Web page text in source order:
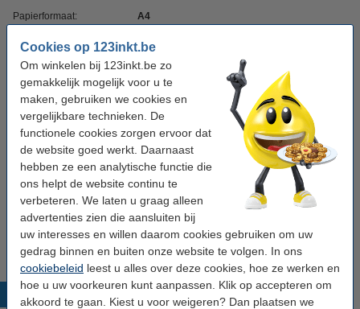
Cookies op 123inkt.be
Om winkelen bij 123inkt.be zo
gemakkelijk mogelijk voor u te
maken, gebruiken we cookies en
vergelijkbare technieken. De
functionele cookies zorgen ervoor dat
de website goed werkt. Daarnaast
hebben ze een analytische functie die
ons helpt de website continu te
verbeteren. We laten u graag alleen
advertenties zien die aansluiten bij
uw interesses en willen daarom cookies gebruiken om uw
gedrag binnen en buiten onze website te volgen. In ons
cookiebeleid leest u alles over deze cookies, hoe ze werken en
hoe u uw voorkeuren kunt aanpassen. Klik op accepteren om
akkoord te gaan. Kiest u voor weigeren? Dan plaatsen we
Papierformaat: A4
Aantal: 25 stuk(s)
Ons artikelnr: 407283
Tip: meebestellen
Exacompta Serodo presentatiemappen
20/100e transparant (10 stuks)
€ 12,95
Exacompta Serodo inbindkaft 20/100e
transparant (100 stuks)
Populaire producten